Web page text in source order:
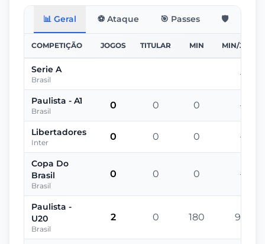
📊 Geral ⚽ Ataque 🎯 Passes 🛡️ Defesa
COMPETIÇÃO JOGOS TITULAR MIN MIN/JOGO
Serie A
Brasil
-
Paulista - A1
Brasil
0 0 0 -
Libertadores
Inter
0 0 0 -
Copa Do
Brasil
Brasil
0 0 0 -
Paulista -
U20
Brasil
2 0 180 90